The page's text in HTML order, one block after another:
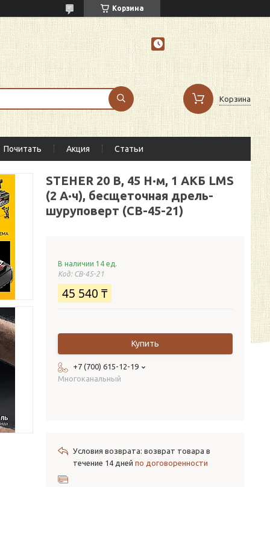
Корзина
Корзина
Почитать Акция Статьи
STEHER 20 В, 45 Н·м, 1 АКБ LMS
(2 А·ч), бесщеточная дрель-
шуруповерт (CB-45-21)
В наличии 14 ед.
Код: CB-45-21
45 540 ₸
Купить
+7 (700) 615-12-19
Многоканальный
возврат товара в
течение 14 дней по договоренности